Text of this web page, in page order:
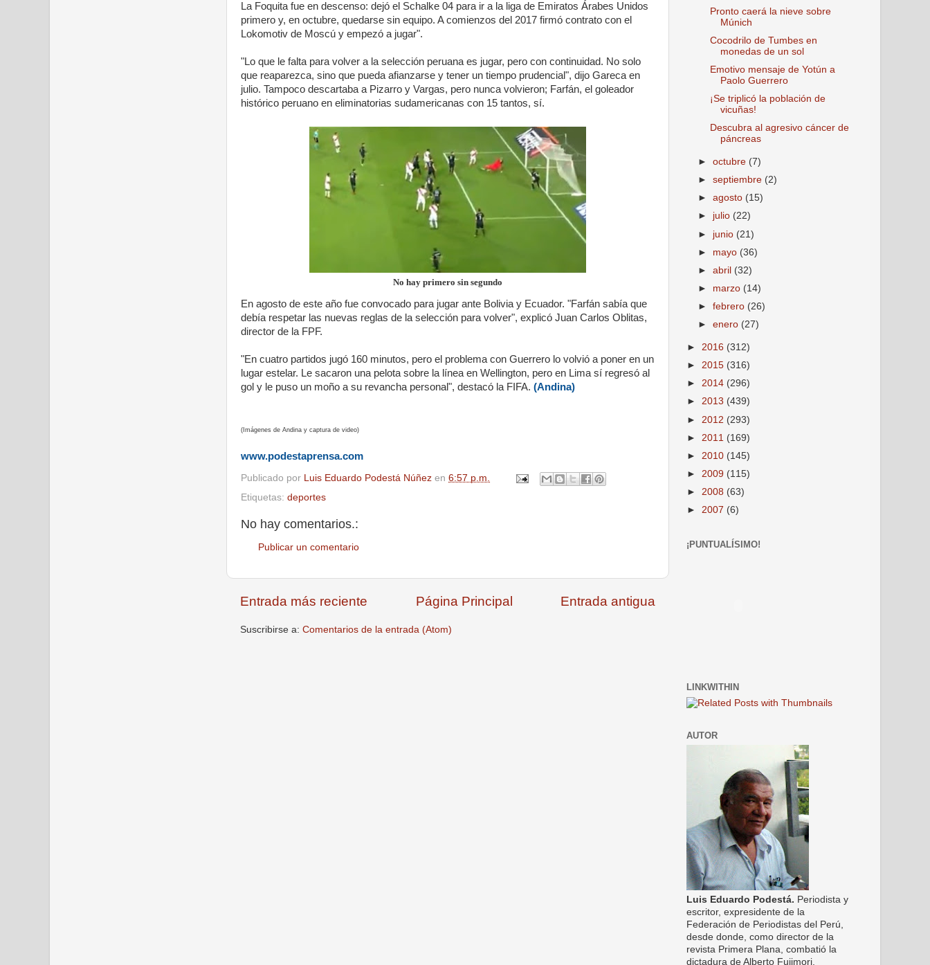
La Foquita fue en descenso: dejó el Schalke 04 para ir a la liga de Emiratos Árabes Unidos
primero y, en octubre, quedarse sin equipo. A comienzos del 2017 firmó contrato con el
Lokomotiv de Moscú y empezó a jugar".
"Lo que le falta para volver a la selección peruana es jugar, pero con continuidad. No solo
que reaparezca, sino que pueda afianzarse y tener un tiempo prudencial", dijo Gareca en
julio. Tampoco descartaba a Pizarro y Vargas, pero nunca volvieron; Farfán, el goleador
histórico peruano en eliminatorias sudamericanas con 15 tantos, sí.
No hay primero sin segundo
En agosto de este año fue convocado para jugar ante Bolivia y Ecuador. "Farfán sabía que
debía respetar las nuevas reglas de la selección para volver", explicó Juan Carlos Oblitas,
director de la FPF.
"En cuatro partidos jugó 160 minutos, pero el problema con Guerrero lo volvió a poner en un
lugar estelar. Le sacaron una pelota sobre la línea en Wellington, pero en Lima sí regresó al
gol y le puso un moño a su revancha personal", destacó la FIFA. (Andina)
(Imágenes de Andina y captura de video)
www.podestaprensa.com
Publicado por Luis Eduardo Podestá Núñez en 6:57 p.m.
Etiquetas: deportes
No hay comentarios.:
Publicar un comentario
Entrada más reciente Entrada antigua
Página Principal
Suscribirse a: Comentarios de la entrada (Atom)
Pronto caerá la nieve sobre
Múnich
Cocodrilo de Tumbes en
monedas de un sol
Emotivo mensaje de Yotún a
Paolo Guerrero
¡Se triplicó la población de
vicuñas!
Descubra al agresivo cáncer de
páncreas
►octubre (7)
►septiembre (2)
►agosto (15)
► julio (22)
► junio (21)
► mayo (36)
►abril (32)
► marzo (14)
►febrero (26)
►enero (27)
► 2016 (312)
► 2015 (316)
► 2014 (296)
► 2013 (439)
► 2012 (293)
► 2011 (169)
► 2010 (145)
► 2009 (115)
► 2008 (63)
► 2007 (6)
¡PUNTUALÍSIMO!
LINKWITHIN
AUTOR
Luis Eduardo Podestá. Periodista y
escritor, expresidente de la
Federación de Periodistas del Perú,
desde donde, como director de la
revista Primera Plana, combatió la
dictadura de Alberto Fujimori.